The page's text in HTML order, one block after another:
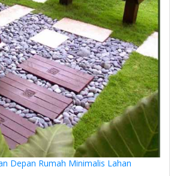
Depan Rumah Minimalis Lahan